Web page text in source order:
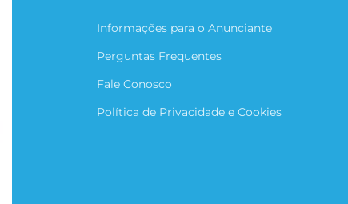
Informações para o Anunciante
Perguntas Frequentes
Fale Conosco
Política de Privacidade e Cookies